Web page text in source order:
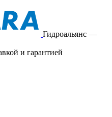
Гидроальянс —
и гарантией